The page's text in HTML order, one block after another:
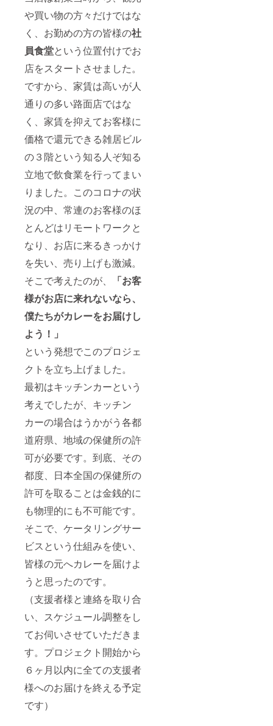
や買い物の方々だけではな
く、お勤めの方の皆様の社
員食堂という位置付けでお
店をスタートさせました。
ですから、家賃は高いが人
通りの多い路面店ではな
く、家賃を抑えてお客様に
価格で還元できる雑居ビル
の３階という知る人ぞ知る
立地で飲食業を行ってまい
りました。このコロナの状
況の中、常連のお客様のほ
とんどはリモートワークと
なり、お店に来るきっかけ
を失い、売り上げも激減。
そこで考えたのが、
「お客
様がお店に来れないなら、
僕たちがカレーをお届けし
よう！」
という発想でこのプロジェ
クトを立ち上げました。
最初はキッチンカーという
考えでしたが、キッチン
カーの場合はうかがう各都
道府県、地域の保健所の許
可が必要です。到底、その
都度、日本全国の保健所の
許可を取ることは金銭的に
も物理的にも不可能です。
そこで、ケータリングサー
ビスという仕組みを使い、
皆様の元へカレーを届けよ
うと思ったのです。
（支援者様と連絡を取り合
い、スケジュール調整をし
てお伺いさせていただきま
す。プロジェクト開始から
６ヶ月以内に全ての支援者
様へのお届けを終える予定
です）